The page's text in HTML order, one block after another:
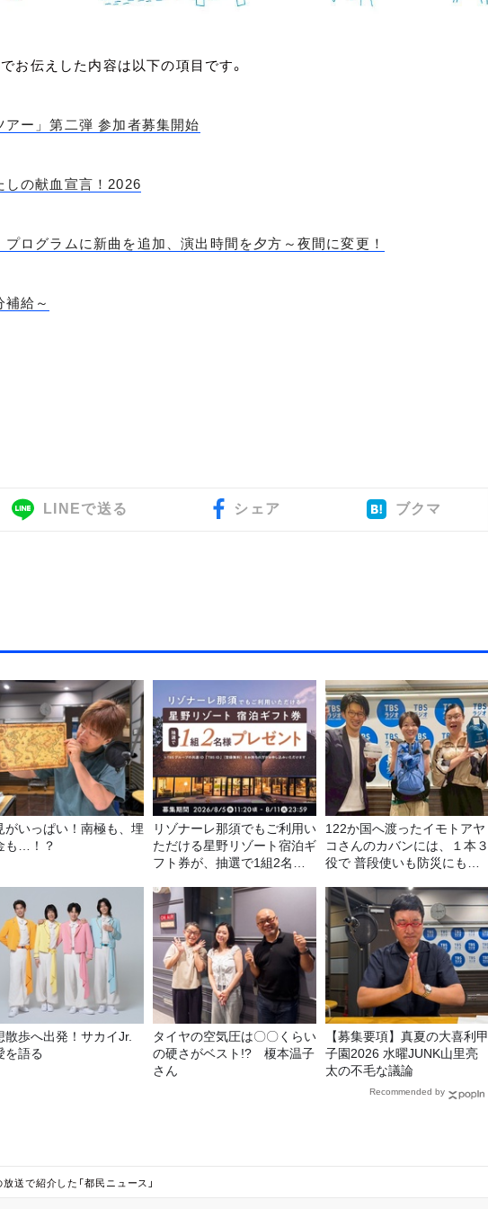
でお伝えした内容は以下の項目です。
アー」第二弾 参加者募集開始
の献血宣言！2026
プログラムに新曲を追加、演出時間を夕方～夜間に変更！
給～
LINEで送る シェア ブクマ
がいっぱい！南極も、埋
も…！？
リゾナーレ那須でもご利用い
ただける星野リゾート宿泊ギ
フト券が、抽選で1組2名様
122か国へ渡ったイモトアヤ
コさんのカバンには、１本３
役で 普段使いも防災にもな
散歩へ出発！サカイJr.
を語る
タイヤの空気圧は〇〇くらい
の硬さがベスト!? 榎本温子
さん
【募集要項】真夏の大喜利甲
子園2026 水曜JUNK山里亮
太の不毛な議論
Recommended by
放送で紹介した「都民ニュース」